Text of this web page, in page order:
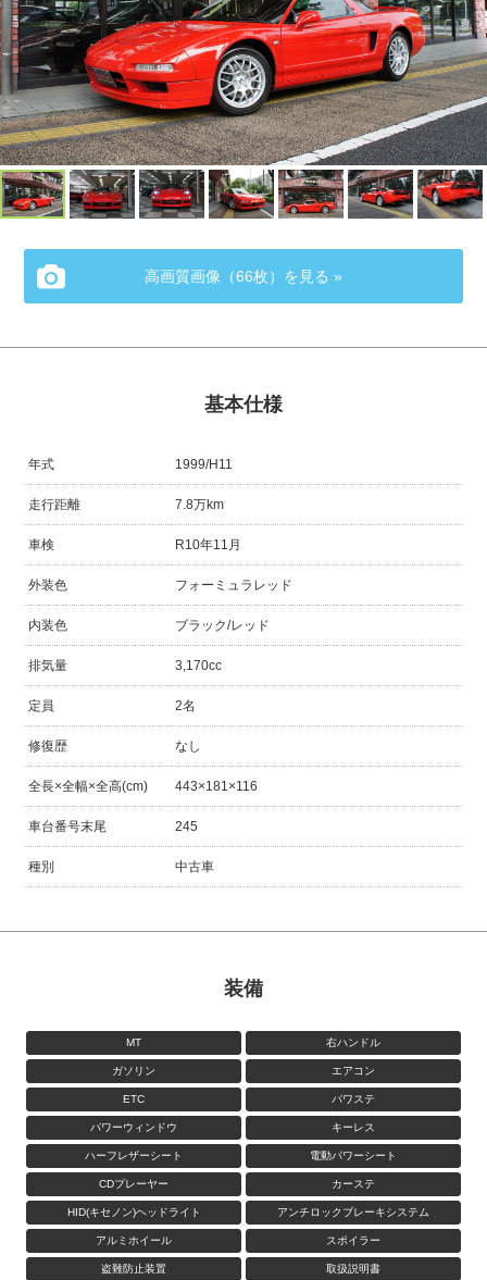
高画質画像（66枚）を見る »
基本仕様
年式 1999/H11
走行距離 7.8万km
車検 R10年11月
外装色 フォーミュラレッド
内装色 ブラック/レッド
排気量 3,170cc
定員 2名
修復歴 なし
全長×全幅×全高(cm) 443×181×116
車台番号末尾 245
種別 中古車
装備
MT 右ハンドル
ガソリン エアコン
ETC パワステ
パワーウィンドウ キーレス
ハーフレザーシート 電動パワーシート
CDプレーヤー カーステ
HID(キセノン)ヘッドライト アンチロックブレーキシステム
アルミホイール スポイラー
盗難防止装置 取扱説明書